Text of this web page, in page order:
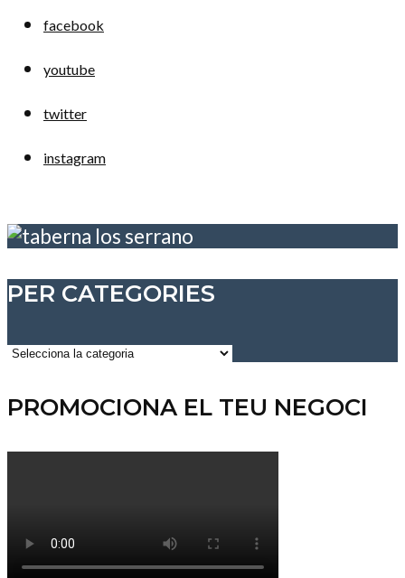
facebook
youtube
twitter
instagram
PER CATEGORIES
Per
PROMOCIONA EL TEU NEGOCI